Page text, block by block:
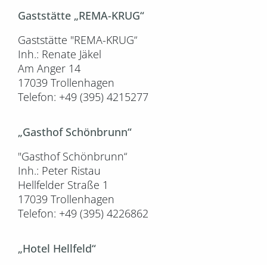
Gaststätte „REMA-KRUG“
Gaststätte "REMA-KRUG“
Inh.: Renate Jäkel
Am Anger 14
17039 Trollenhagen
Telefon: +49 (395) 4215277
„Gasthof Schönbrunn“
"Gasthof Schönbrunn“
Inh.: Peter Ristau
Hellfelder Straße 1
17039 Trollenhagen
Telefon: +49 (395) 4226862
„Hotel Hellfeld“